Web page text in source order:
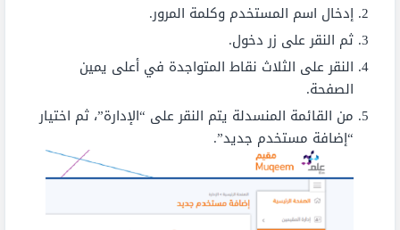
إدخال اسم المستخدم وكلمة المرور.
ثم النقر على زر دخول.
النقر على الثلاث نقاط المتواجدة في أعلى يمين
الصفحة.
من القائمة المنسدلة يتم النقر على “الإدارة”، ثم اختيار
“إضافة مستخدم جديد”.